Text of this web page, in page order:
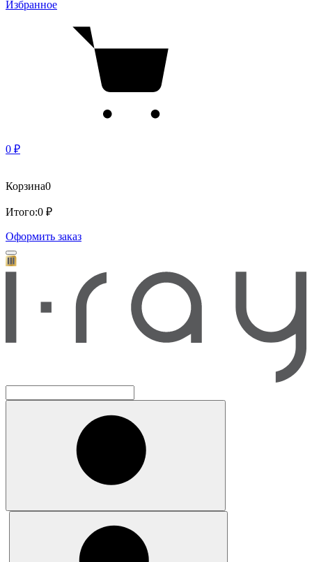
Избранное
0 ₽
Корзина0
Итого:0 ₽
Оформить заказ